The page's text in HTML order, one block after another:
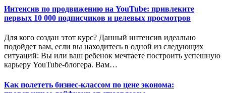
Интенсив по продвижению на YouTube: привлеките
первых 10 000 подписчиков и целевых просмотров
Для кого создан этот курс? Данный интенсив идеально
подойдет вам, если вы находитесь в одной из следующих
ситуаций: Вы или ваш ребенок мечтаете построить успешную
карьеру YouTube-блогера. Вам…
Как полететь бизнес-классом по цене эконома: